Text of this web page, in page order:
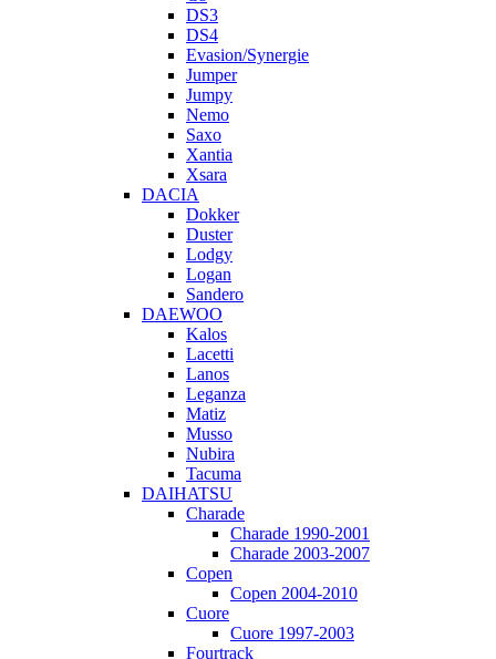
DS3
DS4
Evasion/Synergie
Jumper
Jumpy
Nemo
Saxo
Xantia
Xsara
DACIA
Dokker
Duster
Lodgy
Logan
Sandero
DAEWOO
Kalos
Lacetti
Lanos
Leganza
Matiz
Musso
Nubira
Tacuma
DAIHATSU
Charade
Charade 1990-2001
Charade 2003-2007
Copen
Copen 2004-2010
Cuore
Cuore 1997-2003
Fourtrack